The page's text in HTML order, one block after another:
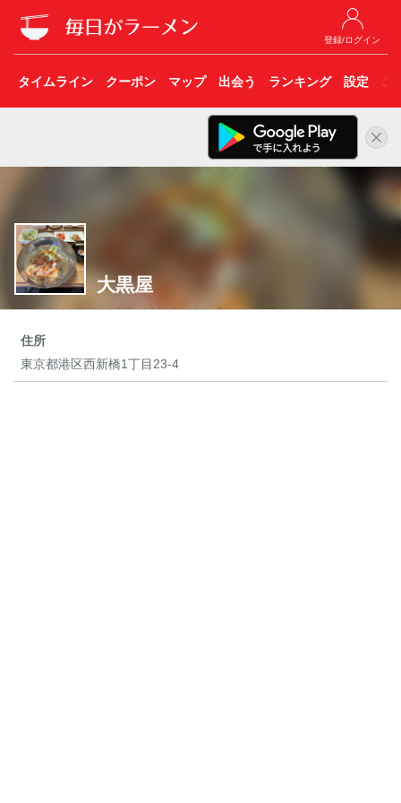
登録/ログイン
タイムライン クーポン マップ 出会う ランキング 設定 こ
大黒屋
住所
東京都港区西新橋1丁目23-4